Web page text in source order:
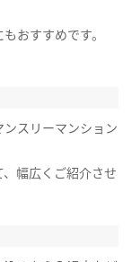
おすすめです。
スリーマンション
幅広くご紹介させ